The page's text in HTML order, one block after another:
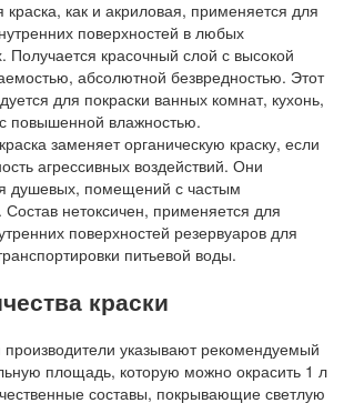
краска, как и акриловая, применяется для
поверхностей в любых
красочный слой с высокой
абсолютной безвредностью. Этот
для покраски ванных комнат, кухонь,
повышенной влажностью.
заменяет органическую краску, если
агрессивных воздействий. Они
душевых, помещений с частым
нетоксичен, применяется для
поверхностей резервуаров для
питьевой воды.
краски
производители указывают рекомендуемый
площадь, которую можно окрасить 1 л
составы, покрывающие светлую